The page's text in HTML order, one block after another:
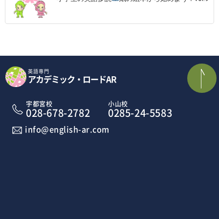
英語専門
アカデミック・ロードAR
宇都宮校
028-678-2782
小山校
0285-24-5583
info@english-ar.com